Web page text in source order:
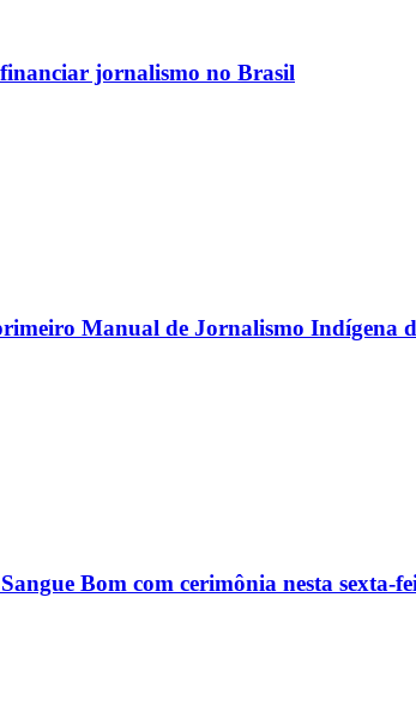
jornalismo no Brasil
Manual de Jornalismo Indígena
Bom com cerimônia nesta sexta-